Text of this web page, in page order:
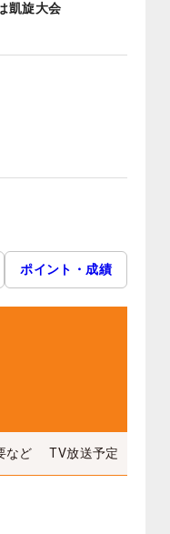
凱旋大会
ポイント・成績
など TV放送予定